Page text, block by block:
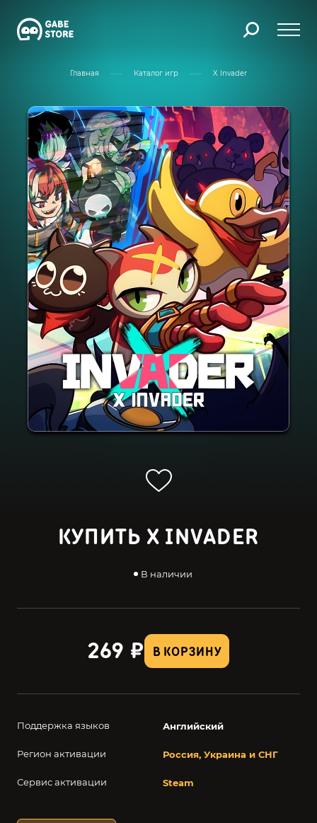
Главная Каталог игр X Invader
КУПИТЬ X INVADER
В наличии
В КОРЗИНУ
269 ₽
Поддержка языков Английский
Регион активации Россия, Украина и СНГ
Сервис активации Steam